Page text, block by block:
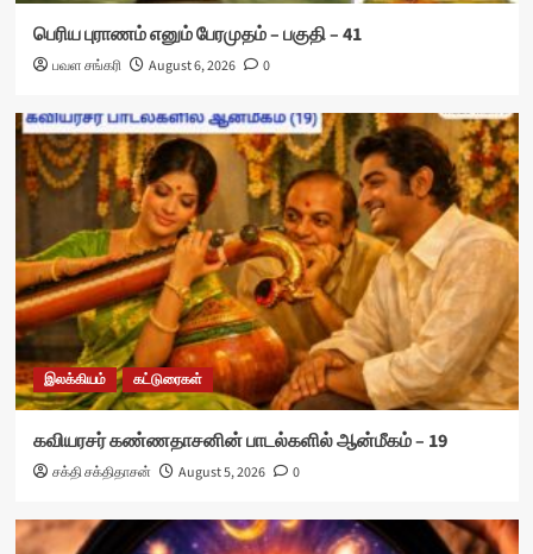
பெரிய புராணம் எனும் பேரமுதம் – பகுதி – 41
பவள சங்கரி August 6, 2026 0
இலக்கியம் கட்டுரைகள்
கவியரசர் கண்ணதாசனின் பாடல்களில் ஆன்மீகம் – 19
சக்தி சக்திதாசன் August 5, 2026 0